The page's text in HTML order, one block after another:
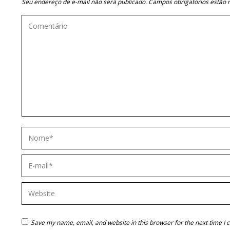
Seu endereço de e-mail não será publicado. Campos obrigatórios estão
Comentário
Nome *
E-mail *
Website
Save my name, email, and website in this browser for the next time I